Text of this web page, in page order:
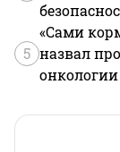
5
«Сами
назвал
онкологии